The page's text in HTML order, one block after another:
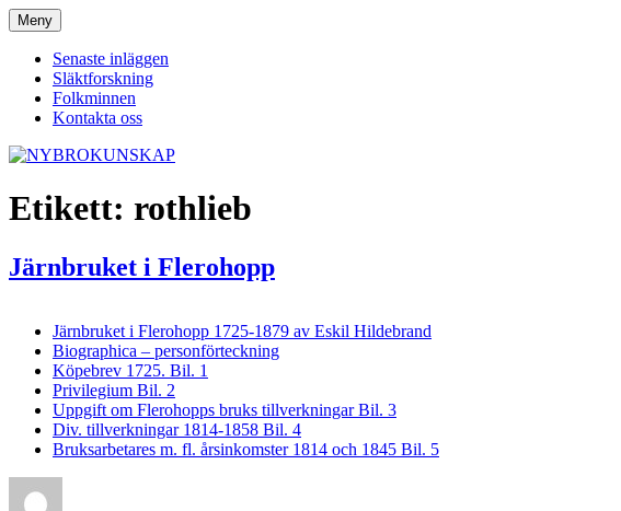
Hoppa
till
innehåll
NYBROKUNSKAP
Meny
Senaste inläggen
Släktforskning
Folkminnen
Kontakta oss
Etikett: rothlieb
Järnbruket i Flerohopp
Järnbruket i Flerohopp 1725-1879 av Eskil Hildebrand
Biographica – personförteckning
Köpebrev 1725. Bil. 1
Privilegium Bil. 2
Uppgift om Flerohopps bruks tillverkningar Bil. 3
Div. tillverkningar 1814-1858 Bil. 4
Bruksarbetares m. fl. årsinkomster 1814 och 1845 Bil. 5